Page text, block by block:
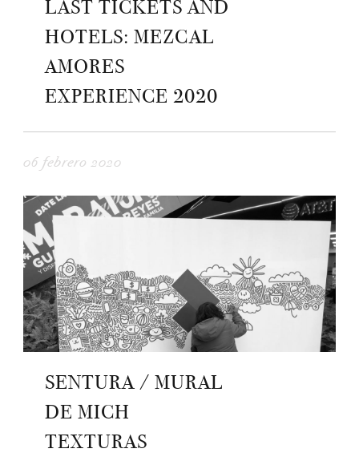
LAST TICKETS AND
HOTELS: MEZCAL
AMORES
EXPERIENCE 2020
06 febrero 2020
SENTURA / MURAL
DE MICH
TEXTURAS